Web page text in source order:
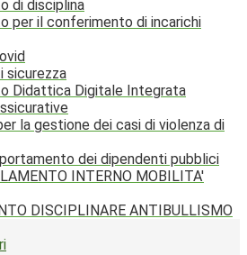
di disciplina
per il conferimento di incarichi
sicurezza
Didattica Digitale Integrata
la gestione dei casi di violenza di
dei dipendenti pubblici
INTERNO MOBILITA'
DISCIPLINARE ANTIBULLISMO